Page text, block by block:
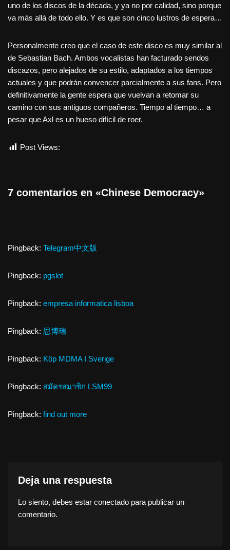
uno de los discos de la década, y ya no por calidad, sino porque
va más allá de todo ello. Y es que son cinco lustros de espera…
Personalmente creo que el caso de este disco es muy similar al
de Sebastian Bach. Ambos vocalistas han facturado sendos
discazos, pero alejados de su estilo, adaptados a los tiempos
actuales y que podrán convencer parcialmente a sus fans. Pero
definitivamente la gente espera que vuelvan a retomar su
camino con sus antiguos compañeros. Tiempo al tiempo… a
pesar que Axl es un hueso difícil de roer.
Post Views:
7 comentarios en «Chinese Democracy»
Pingback: Telegram中文版
Pingback: pgslot
Pingback: empresa informatica lisboa
Pingback: 思博瑞
Pingback: Köp MDMA I Sverige
Pingback: สมัครสมาชิก LSM99
Pingback: find out more
Deja una respuesta
Lo siento, debes estar conectado para publicar un
comentario.